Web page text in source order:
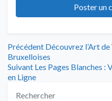
Navigation
de
l’article
Précédent Article
précédent
:
Découvrez l’Art
Bruxelloises
Suivant Article
suivant
Les Pages Blanches :
en Ligne
Rechercher